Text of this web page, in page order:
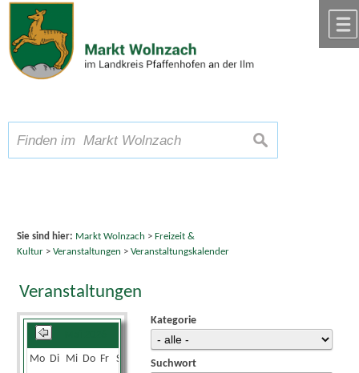
Zum Inhalt,zur Navigation
Schriftgröße A A A suchen
Sie sind hier: Markt Wolnzach > Freizeit &
Kultur> Veranstaltungen > Veranstaltungskalender
Veranstaltungen
Mo Di Mi Do Fr Sa
Kategorie
Suchwort